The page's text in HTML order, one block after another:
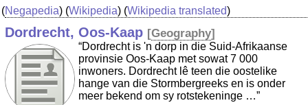
(Negapedia) (Wikipedia) (Wikipedia translated)
Dordrecht, Oos-Kaap [Geography]
“Dordrecht is 'n dorp in die Suid-Afrikaanse
provinsie Oos-Kaap met sowat 7 000
inwoners. Dordrecht lê teen die oostelike
hange van die Stormbergreeks en is onder
meer bekend om sy rotstekeninge …”